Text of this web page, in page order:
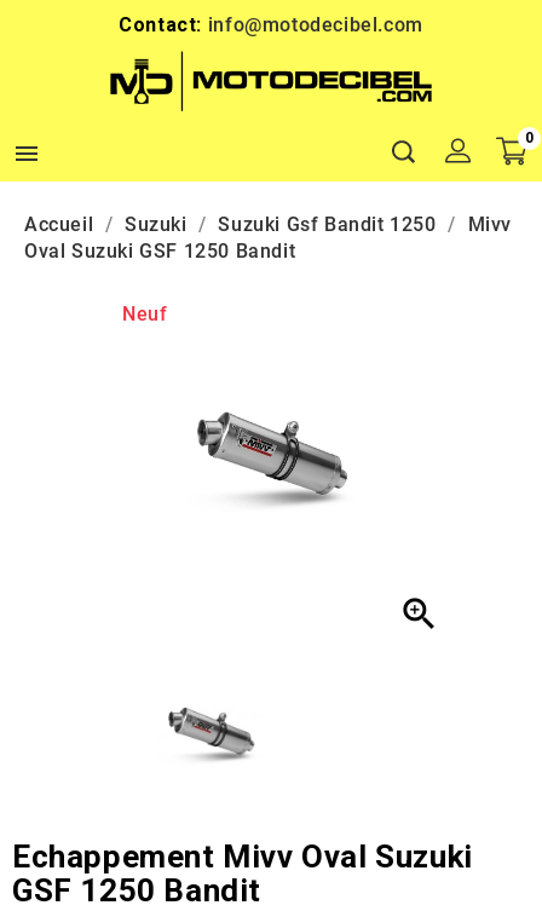
Contact: info@motodecibel.com

0
Accueil Suzuki Suzuki Gsf Bandit 1250
Mivv
Oval Suzuki GSF 1250 Bandit
Neuf

Echappement Mivv Oval Suzuki
GSF 1250 Bandit